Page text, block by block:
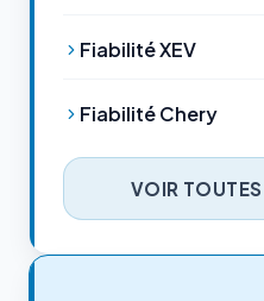
Fiabilité XEV
Fiabilité Chery
VOIR